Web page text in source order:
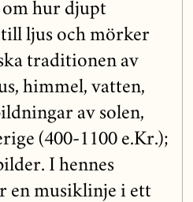
om hur djupt
ljus och mörker
traditionen av
himmel, vatten,
av solen,
(400-1100 e.Kr.);
I hennes
en musiklinje i ett